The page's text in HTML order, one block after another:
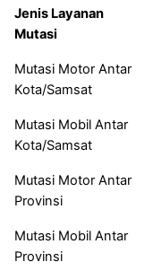
Jenis Layanan
Mutasi
Mutasi Motor Antar
Kota/Samsat
Mutasi Mobil Antar
Kota/Samsat
Mutasi Motor Antar
Provinsi
Mutasi Mobil Antar
Provinsi